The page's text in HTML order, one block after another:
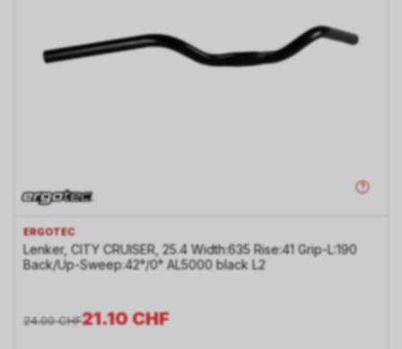
ERGOTEC
Lenker, CITY CRUISER, 25.4 Width:635 Rise:41 Grip-L:190
Back/Up-Sweep:42°/0° AL5000 black L2
21.10CHF
24.00 CHF